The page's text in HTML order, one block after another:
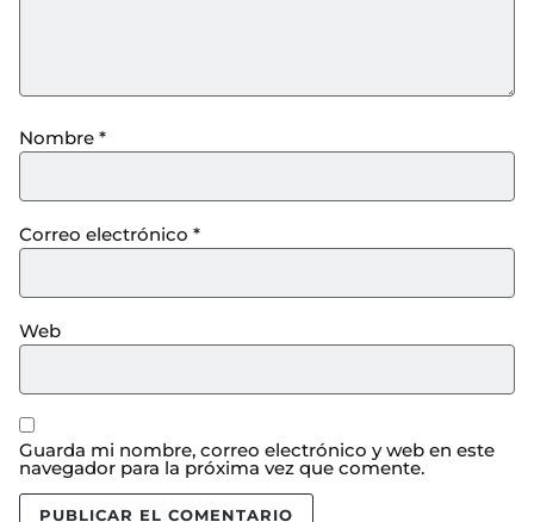
Nombre *
Correo electrónico *
Web
Guarda mi nombre, correo electrónico y web en este
navegador para la próxima vez que comente.